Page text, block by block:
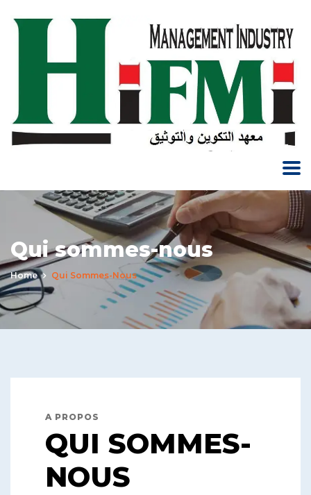
Qui sommes-nous
Home Qui Sommes-Nous
A PROPOS
QUI SOMMES-
NOUS